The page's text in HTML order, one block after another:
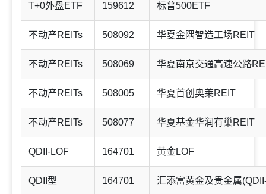
T+0外盘ETF 159612 标普500ETF
不动产REITs 508092 华夏金隅智造工场REIT
不动产REITs 508069 华夏南京交通高速公路
不动产REITs 508005 华夏首创奥莱REIT
不动产REITs 508077 华夏基金华润有巢REIT
QDII-LOF 164701 黄金LOF
QDII型 164701 汇添富黄金及贵金属